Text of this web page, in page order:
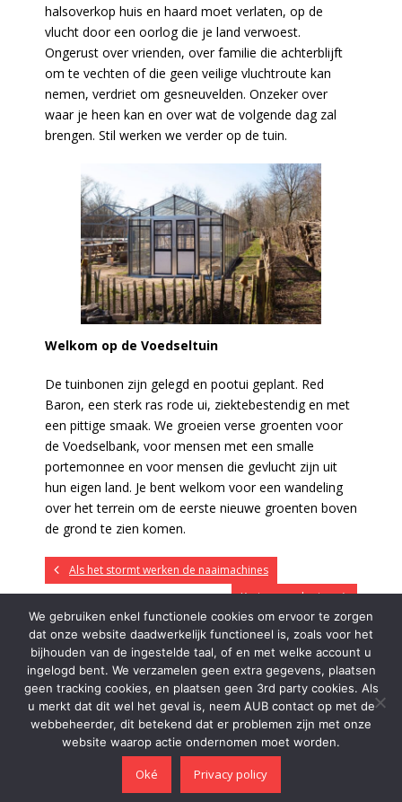
halsoverkop huis en haard moet verlaten, op de
vlucht door een oorlog die je land verwoest.
Ongerust over vrienden, over familie die achterblijft
om te vechten of die geen veilige vluchtroute kan
nemen, verdriet om gesneuvelden. Onzeker over
waar je heen kan en over wat de volgende dag zal
brengen. Stil werken we verder op de tuin.
Welkom op de Voedseltuin
De tuinbonen zijn gelegd en pootui geplant. Red
Baron, een sterk ras rode ui, ziektebestendig en met
een pittige smaak. We groeien verse groenten voor
de Voedselbank, voor mensen met een smalle
portemonnee en voor mensen die gevlucht zijn uit
hun eigen land. Je bent welkom voor een wandeling
over het terrein om de eerste nieuwe groenten boven
de grond te zien komen.
Als het stormt werken de naaimachines
Kruiwagens kruien
DONATIES
Wilt u ons steunen? Stort uw bijdrage op onze rekening:
NL31RABO0306883732 Dank je wel!
We gebruiken enkel functionele cookies om ervoor te zorgen
dat onze website daadwerkelijk functioneel is, zoals voor het
bijhouden van de ingestelde taal, of en met welke account u
ingelogd bent. We verzamelen geen extra gegevens, plaatsen
geen tracking cookies, en plaatsen geen 3rd party cookies. Als
u merkt dat dit wel het geval is, neem AUB contact op met de
webbeheerder, dit betekend dat er problemen zijn met onze
website waarop actie ondernomen moet worden.
Oké Privacy policy